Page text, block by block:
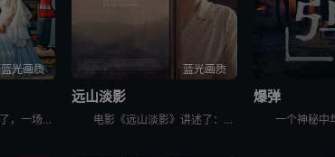
蓝光画质
电影《普通事故》讲述了，一场看似微不足道的事故，却引发连锁反应，导致事态不断升级。
蓝光画质
远山淡影
电影《远山淡影》讲述了：1982年，英国。一位年轻有抱负的日英混血作家准备书写其母亲——1952年，英国。战后移英的日本妇人悦子，因长女自杀而忆起在长崎的最后一段时光。悦子与妇人幸子相遇，幸子也准
爆弹